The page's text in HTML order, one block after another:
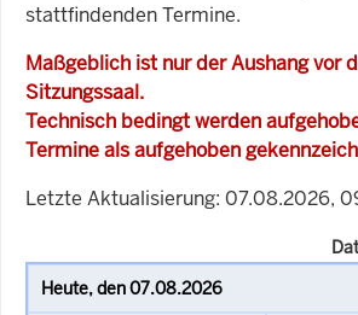
stattfindenden Termine.
Maßgeblich ist nur der Aushang vor
Sitzungssaal.
Technisch bedingt werden
Termine als aufgehoben
Letzte Aktualisierung: 07.08.2026,